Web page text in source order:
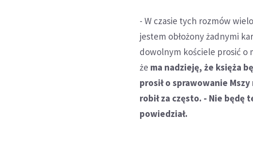
- W czasie tych rozmów
jestem obłożony żadnymi
dowolnym kościele prosić o
że ma nadzieję, że księża
prosił o sprawowanie
robił za często. - Nie będę
powiedział.